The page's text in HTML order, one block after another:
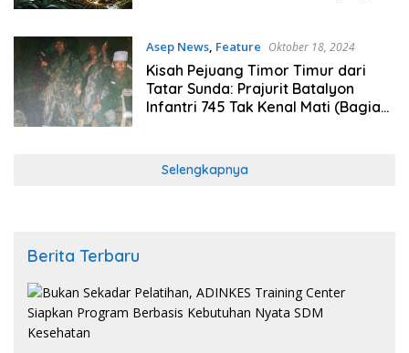
Asep News, Feature Oktober 18, 2024
Kisah Pejuang Timor Timur dari
Tatar Sunda: Prajurit Batalyon
Infantri 745 Tak Kenal Mati (Bagian
Selengkapnya
Berita Terbaru